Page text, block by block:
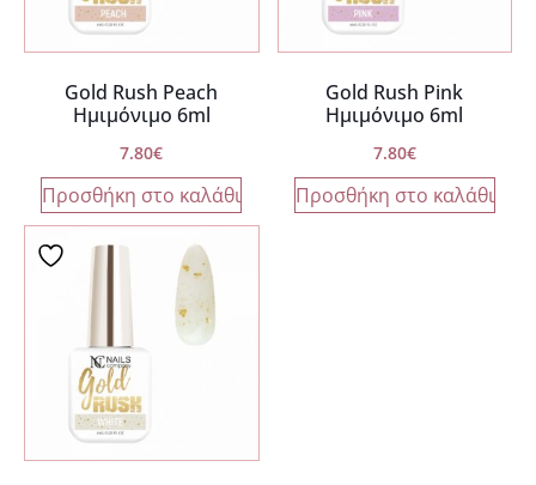
Gold Rush Peach
Ημιμόνιμο 6ml
7.80€
Προσθήκη στο καλάθι
Gold Rush Pink
Ημιμόνιμο 6ml
7.80€
Προσθήκη στο καλάθι